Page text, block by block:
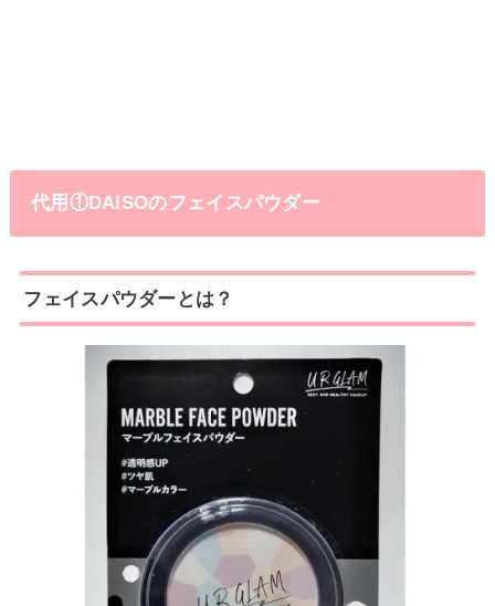
代用①DAISOのフェイスパウダー
フェイスパウダーとは？